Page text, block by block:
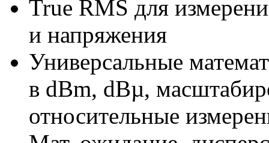
True RMS для
и напряжения
Универсальные
в dBm, dBµ,
относительные